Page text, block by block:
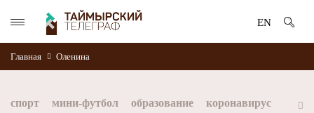
EN
Главная Оленина
спорт мини-футбол образование коронавирус